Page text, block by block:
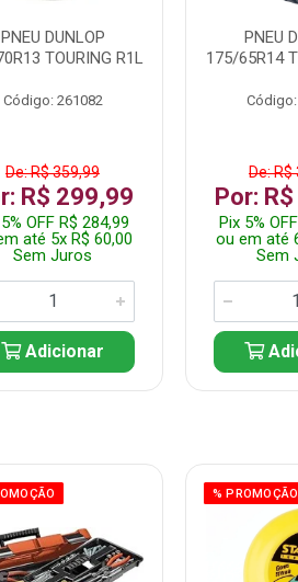
PNEU DUNLOP
TOURING R1L
Código: 261082
De: R$ 359,99
R$ 299,99
OFF R$ 284,99
até 5x R$ 60,00
Sem Juros
Adicionar
PNEU
175/65R14
De: R$
Por:
Pix 5%
ou em até
Sem
% PROMOÇÃO